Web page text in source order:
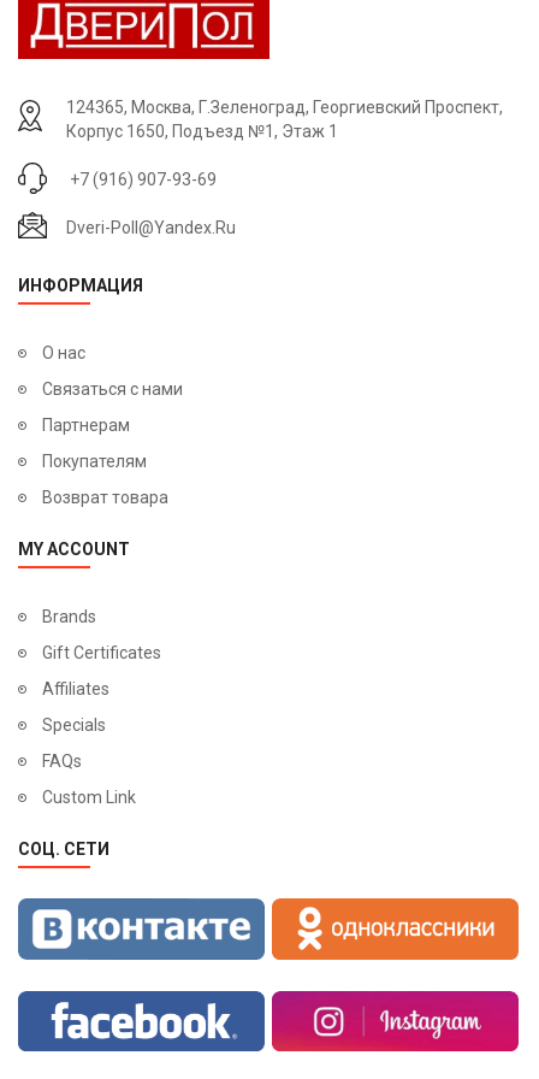
(заказы принимаются только от 3-х дверей)
Цвет эмали без наценки:
Эмаль Белая Эмаль Жемчуг
124365, Москва, Г.Зеленоград, Георгиевский Проспект,
Корпус 1650, Подъезд №1, Этаж 1
+7 (916) 907-93-69
Dveri-Poll@yandex.ru
ИНФОРМАЦИЯ
О нас
Связаться с нами
Партнерам
Покупателям
Возврат товара
MY ACCOUNT
Brands
Gift Certificates
Affiliates
Specials
FAQs
Custom Link
СОЦ. СЕТИ